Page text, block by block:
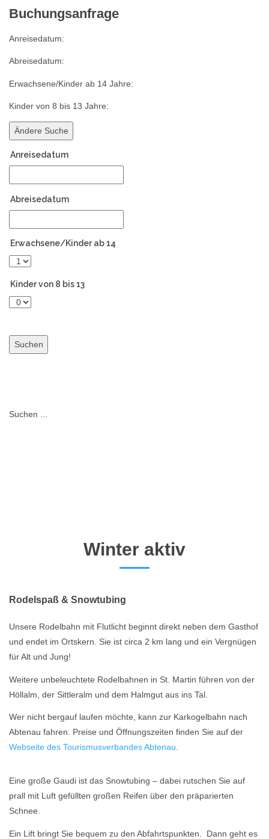
Buchungsanfrage
Anreisedatum:
Abreisedatum:
Erwachsene/Kinder ab 14 Jahre:
Kinder von 8 bis 13 Jahre:
Anreisedatum
Abreisedatum
Erwachsene/Kinder ab 14
Kinder von 8 bis 13
Suchen ...
Winter aktiv
Rodelspaß & Snowtubing
Unsere Rodelbahn mit Flutlicht beginnt direkt neben dem Gasthof
und endet im Ortskern. Sie ist circa 2 km lang und ein Vergnügen
für Alt und Jung!
Weitere unbeleuchtete Rodelbahnen in St. Martin führen von der
Höllalm, der Sittleralm und dem Halmgut aus ins Tal.
Wer nicht bergauf laufen möchte, kann zur Karkogelbahn nach
Abtenau fahren. Preise und Öffnungszeiten finden Sie auf der
Webseite des Tourismusverbandes Abtenau
Eine große Gaudi ist das Snowtubing – dabei rutschen Sie auf
prall mit Luft gefüllten großen Reifen über den präparierten
Schnee.
Ein Lift bringt Sie bequem zu den Abfahrtspunkten. Dann geht es